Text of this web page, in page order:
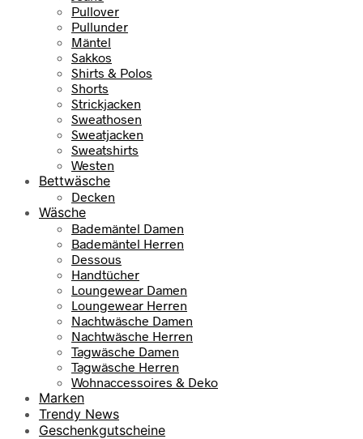
Pullover
Pullunder
Mäntel
Sakkos
Shirts & Polos
Shorts
Strickjacken
Sweathosen
Sweatjacken
Sweatshirts
Westen
Bettwäsche
Decken
Wäsche
Bademäntel Damen
Bademäntel Herren
Dessous
Handtücher
Loungewear Damen
Loungewear Herren
Nachtwäsche Damen
Nachtwäsche Herren
Tagwäsche Damen
Tagwäsche Herren
Wohnaccessoires & Deko
Marken
Trendy News
Geschenkgutscheine